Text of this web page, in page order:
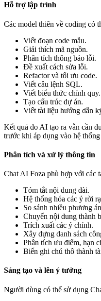
Hỗ trợ lập trình
Các model thiên về coding có
Viết đoạn code mẫu.
Giải thích mã nguồn.
Phân tích thông báo lỗi.
Đề xuất cách sửa lỗi.
Refactor và tối ưu code.
Viết câu lệnh SQL.
Viết biểu thức chính quy.
Tạo cấu trúc dự án.
Viết tài liệu hướng dẫn
Kết quả do AI tạo ra vẫn cần
trước khi áp dụng vào hệ
Phân tích và xử lý thông tin
Chat AI Foza phù hợp với các
Tóm tắt nội dung dài.
Hệ thống hóa các ý rời
So sánh nhiều phương
Chuyển nội dung thành
Trích xuất các ý chính.
Xây dựng danh sách
Phân tích ưu điểm, hạn
Biến ghi chú thô thành
Sáng tạo và lên ý tưởng
Người dùng có thể sử dụng